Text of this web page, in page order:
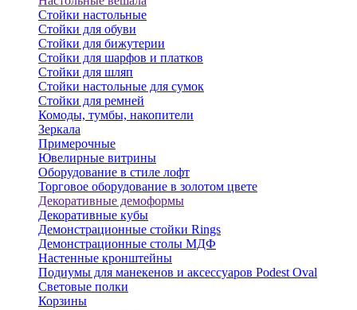
Стойки настольные
Стойки для обуви
Стойки для бижутерии
Стойки для шарфов и платков
Стойки для шляп
Стойки настольные для сумок
Стойки для ремней
Комоды, тумбы, накопители
Зеркала
Примерочные
Ювелирные витрины
Оборудование в стиле лофт
Торговое оборудование в золотом цвете
Декоративные демоформы
Декоративные кубы
Демонстрационные стойки Rings
Демонстрационные столы МДФ
Настенные кронштейны
Подиумы для манекенов и аксессуаров Podest Oval
Световые полки
Корзины